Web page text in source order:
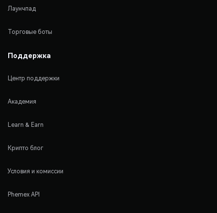
Лаунчпад
Торговые боты
Поддержка
Центр поддержки
Академия
Learn & Earn
Крипто блог
Условия и комиссии
Phemex API